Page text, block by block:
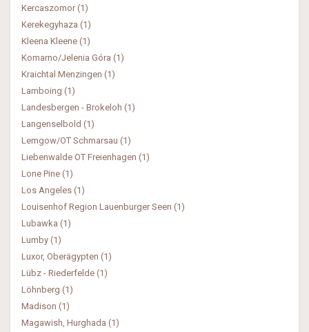
Kercaszomor (1)
Kerekegyhaza (1)
Kleena Kleene (1)
Komarno/Jelenia Góra (1)
Kraichtal Menzingen (1)
Lamboing (1)
Landesbergen - Brokeloh (1)
Langenselbold (1)
Lemgow/OT Schmarsau (1)
Liebenwalde OT Freienhagen (1)
Lone Pine (1)
Los Angeles (1)
Louisenhof Region Lauenburger Seen (1)
Lubawka (1)
Lumby (1)
Luxor, Oberägypten (1)
Lübz - Riederfelde (1)
Löhnberg (1)
Madison (1)
Magawish, Hurghada (1)